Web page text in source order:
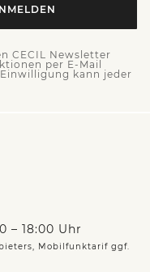
CECIL Newsletter
per E-Mail
kann jeder
– 18:00 Uhr
Mobilfunktarif ggf.